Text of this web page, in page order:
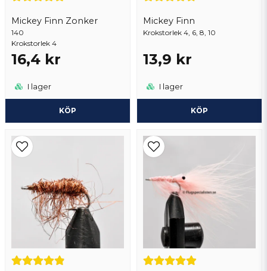
Mickey Finn Zonker
140
Krokstorlek 4
16,4 kr
I lager
KÖP
Mickey Finn
Krokstorlek 4, 6, 8, 10
13,9 kr
I lager
KÖP
Skicka fråga